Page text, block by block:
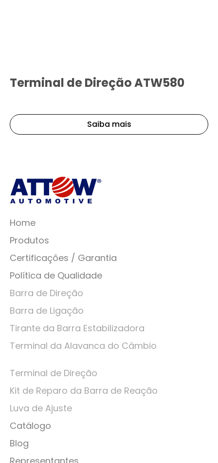
Terminal de Direção ATW580
Saiba mais
Home
Produtos
Certificações / Garantia
Política de Qualidade
Barra de Direção
Barra de Ligação
Tirante da Barra Estabilizadora
Terminal da Alavanca do Câmbio
Terminal de Direção
Kit de Reparo da Barra de Reação
Luva de Ajuste
Catálogo
Blog